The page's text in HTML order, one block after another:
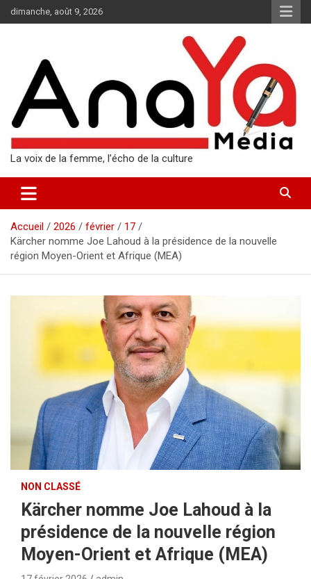
Aller
au
dimanche, août 9, 2026
La voix de la femme, l’écho de la culture
Accueil 2026 février
17
Kärcher nomme Joe Lahoud à la présidence de la nouvelle
région Moyen-Orient et Afrique (MEA)
NON CLASSÉ
Kärcher nomme Joe Lahoud à la
présidence de la nouvelle région
Moyen-Orient et Afrique (MEA)